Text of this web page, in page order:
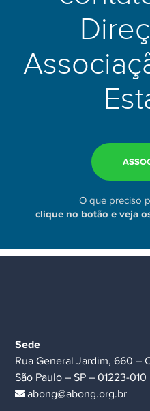
O que preciso
clique no botão e veja
Sede
Rua General Jardim, 660 –
São Paulo – SP – 01223-010
abong@abong.org.br